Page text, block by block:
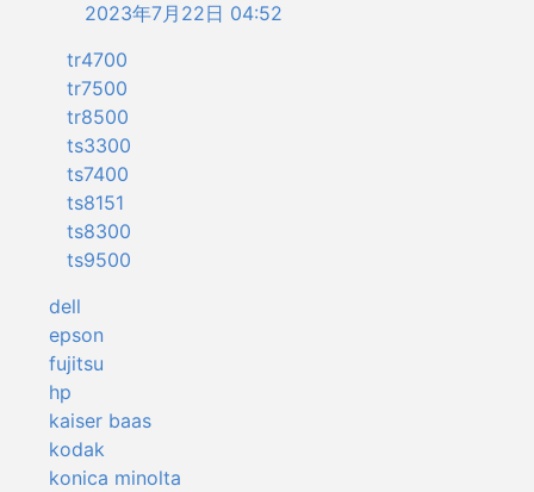
2023年7月22日 04:52
tr4700
tr7500
tr8500
ts3300
ts7400
ts8151
ts8300
ts9500
dell
epson
fujitsu
hp
kaiser baas
kodak
konica minolta